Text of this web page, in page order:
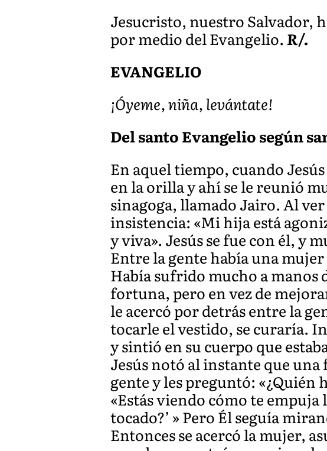
Jesucristo, nuestro Salvador,
por medio del Evangelio.R/.
EVANGELIO
¡Óyeme, niña, levántate!
Del santo Evangelio según
En aquel tiempo, cuando
en la orilla y ahí se le reunió
sinagoga, llamado Jairo. Al ver
insistencia: «Mi hija está
y viva». Jesús se fue con él, y
Entre la gente había una mujer
Había sufrido mucho a manos
fortuna, pero en vez de
le acercó por detrás entre la
tocarle el vestido, se curaría.
y sintió en su cuerpo que
Jesús notó al instante que
gente y les preguntó: «¿Quién
«Estás viendo cómo te
tocado?’ » Pero Él seguía
Entonces se acercó la mujer,